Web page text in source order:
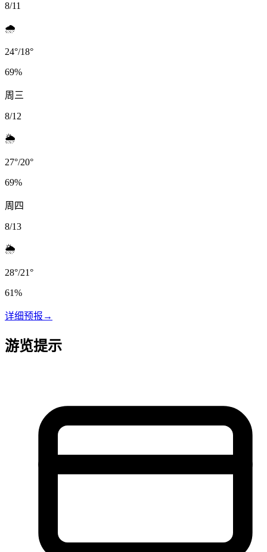
8/11
🌧️
24°/18°
69%
周三
8/12
🌦️
27°/20°
69%
周四
8/13
🌦️
28°/21°
61%
详细预报 →
游览提示